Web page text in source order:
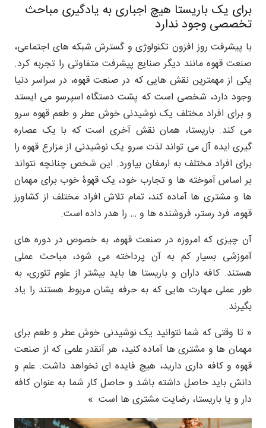
برای یک باریستا هیچ اجباری به یادگیری مباحث
تخصصی وجود ندارد
با پیشرفت روز افزون تکنولوژی و گسترش شبکه های اجتماعی،
صنعت قهوه مانند دیگر صنایع پیشرفت متفاوتی را تجربه کرد.
یکی از مهمترین نقش هایی که در صنعت قهوه، در سراسر دنیا
وجود دارد، شخصی است که پشت دستگاه اسپرسو می ایستد
و برای افراد مختلف یک نوشیدنی خوش عطر و طعم قهوه سرو
می کند. باریستا، همان نقش آخری است که با یک عصاره
گیری ایده آل می تواند لذت سرو یک نوشیدنی از مزارع قهوه را
برای افراد مختلف به ارمغان بیاورد. این شخص چنانچه نتواند
بر اساس آموخته ها و تجارب خود، یک قهوۀ خوب برای مهمان
ها و مشتری ها آماده کند، تمام تلاش افراد مختلف از کشاورز
قهوه، فرد رستر، فروشنده ها و … را هدر داده است.
آن چیزی که امروزه در صنعت قهوه، به خصوص در دوره های
آموزشی بسیار کم به آن پرداخته می شود، مباحث عملی
هستند. کافه داران و باریستا ها باید بیشتر از علوم تئوری، به
طور عملی مهارت هایی که به حرفه یشان مربوط هستند را یاد
بگیرند.
« تا وقتی که شما نتوانید یک نوشیدنی خوش عطر و طعم برای
مهمان ها و مشتری ها آماده کنید، هر آنقدر علمی که از صنعت
قهوه و کافه داری دارید، هیچ فایده ای نخواهد داشت. علم و
دانش باید حاصل داشته باشد و حاصل کار شما به عنوان کافه
دار و یا باریستا، رضایت مشتری ها است. »